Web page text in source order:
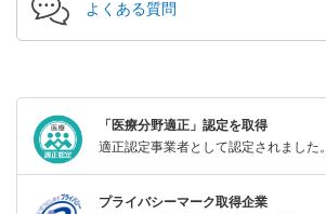
よくある質問
「医療分野適正」認定を取得
適正認定事業者として認定されました。
プライバシーマーク取得企業